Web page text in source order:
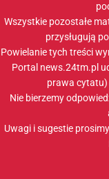
Wszystkie pozostałe
przysługują
Powielanie tych treści
Portal news.24tm.pl
prawa cytatu)
Nie bierzemy
Uwagi i sugestie